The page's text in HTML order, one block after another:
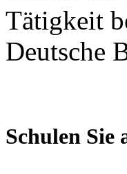
Tätigkeit
Deutsche
Schulen Sie